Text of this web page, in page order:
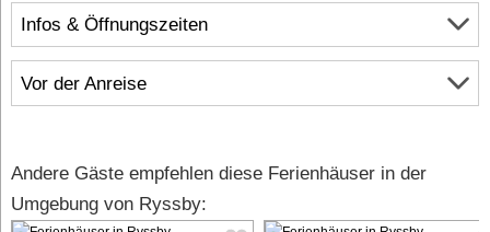
Infos & Öffnungszeiten
Vor der Anreise
Andere Gäste empfehlen diese Ferienhäuser in der
Umgebung von Ryssby: